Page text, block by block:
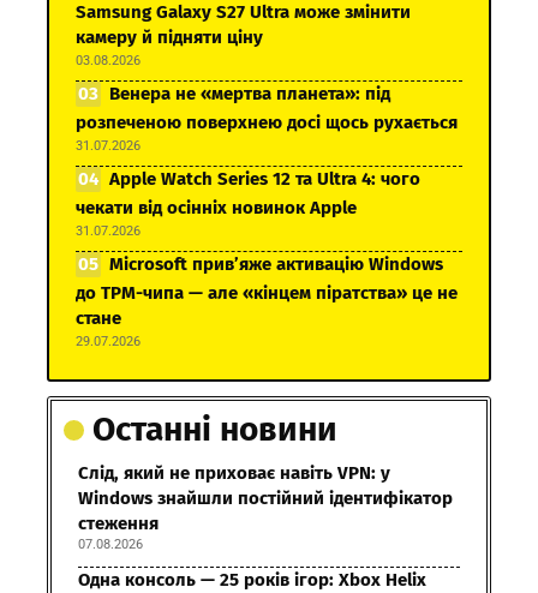
Samsung Galaxy S27 Ultra може змінити
камеру й підняти ціну
03.08.2026
Венера не «мертва планета»: під
розпеченою поверхнею досі щось рухається
31.07.2026
Apple Watch Series 12 та Ultra 4: чого
чекати від осінніх новинок Apple
31.07.2026
Microsoft прив’яже активацію Windows
до TPM-чипа — але «кінцем піратства» це не
стане
29.07.2026
Останні новини
Слід, який не приховає навіть VPN: у
Windows знайшли постійний ідентифікатор
стеження
07.08.2026
Одна консоль — 25 років ігор: Xbox Helix